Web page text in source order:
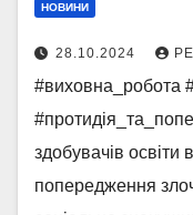
НОВИНИ
28.10.2024
#виховна_робота
здобувачів освіти
попередження